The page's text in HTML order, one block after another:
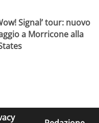
Signal’ tour: nuovo
a Morricone alla